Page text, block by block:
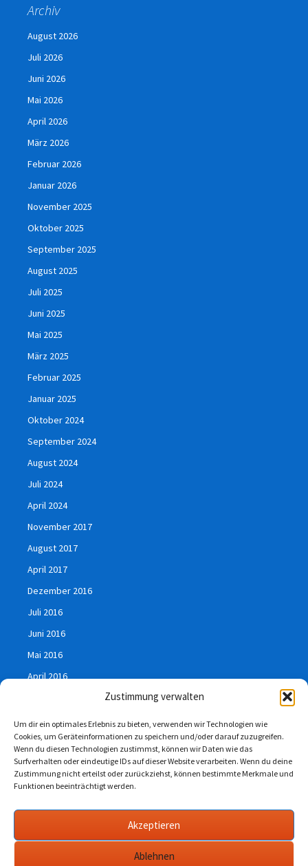
Zustimmung verwalten
Um dir ein optimales Erlebnis zu bieten, verwenden wir Technologien wie
Cookies, um Geräteinformationen zu speichern und/oder darauf zuzugreifen.
Wenn du diesen Technologien zustimmst, können wir Daten wie das
Surfverhalten oder eindeutige IDs auf dieser Website verarbeiten. Wenn du deine
Zustimmung nicht erteilst oder zurückziehst, können bestimmte Merkmale und
Funktionen beeinträchtigt werden.
Akzeptieren
Ablehnen
Archiv
August 2026
Juli 2026
Juni 2026
Mai 2026
April 2026
März 2026
Februar 2026
Januar 2026
November 2025
Oktober 2025
September 2025
August 2025
Juli 2025
Juni 2025
Mai 2025
März 2025
Februar 2025
Januar 2025
Oktober 2024
September 2024
August 2024
Juli 2024
April 2024
November 2017
August 2017
April 2017
Dezember 2016
Juli 2016
Juni 2016
Mai 2016
April 2016
Januar 2016
Juli 2015